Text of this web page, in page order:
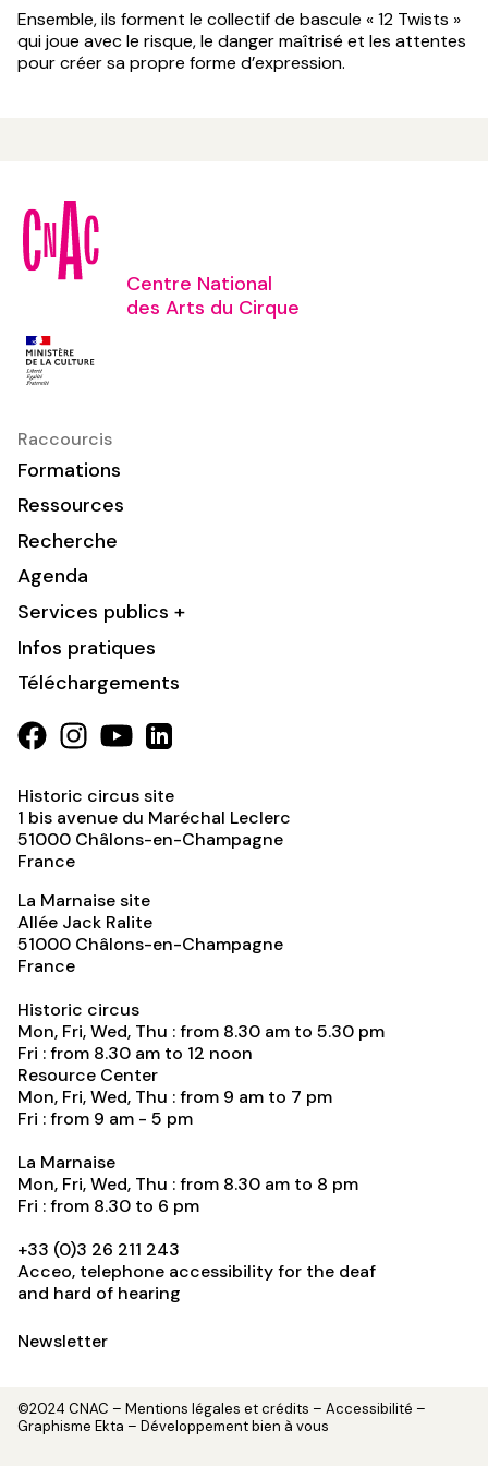
Ensemble, ils forment le collectif de bascule « 12 Twists »
qui joue avec le risque, le danger maîtrisé et les attentes
pour créer sa propre forme d’expression.
Centre National
des Arts du Cirque
Raccourcis
Formations
Ressources
Recherche
Agenda
Services publics +
Infos pratiques
Téléchargements
Historic circus site
1 bis avenue du Maréchal Leclerc
51000 Châlons-en-Champagne
France
La Marnaise site
Allée Jack Ralite
51000 Châlons-en-Champagne
France
Historic circus
Mon, Fri, Wed, Thu : from 8.30 am to 5.30 pm
Fri : from 8.30 am to 12 noon
Resource Center
Mon, Fri, Wed, Thu : from 9 am to 7 pm
Fri : from 9 am - 5 pm
La Marnaise
Mon, Fri, Wed, Thu : from 8.30 am to 8 pm
Fri : from 8.30 to 6 pm
+33 (0)3 26 211 243
Acceo, telephone accessibility for the deaf
and hard of hearing
Newsletter
©2024 CNAC – Mentions légales et crédits – Accessibilité –
Graphisme Ekta – Développementbien à vous